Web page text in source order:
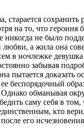
старается сохранить
на то, что героиня
никогда не было
любви, а жила она
в ночлежке девушка
забывая
пытается доказать
беспорядочный
обманывая
саму себя в
кто
его